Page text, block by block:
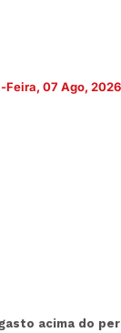
Feira, 07 Ago, 2026
acima do